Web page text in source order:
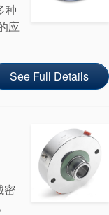
种
应
See Full Details
密